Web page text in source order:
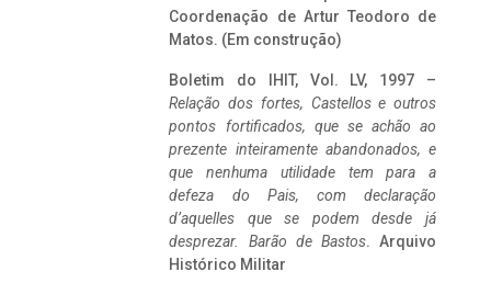
Coordenação de Artur Teodoro de
Matos. (Em construção)
Boletim do IHIT, Vol. LV, 1997 –
Relação dos fortes, Castellos e outros
pontos fortificados, que se achão ao
prezente inteiramente abandonados, e
que nenhuma utilidade tem para a
defeza do Pais, com declaração
d’aquelles que se podem desde já
desprezar. Barão de Bastos. Arquivo
Histórico Militar